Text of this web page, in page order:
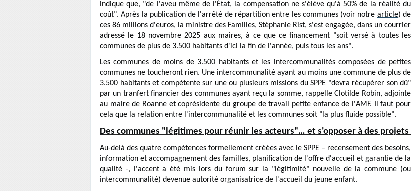
indique que, "de l'aveu même de l'État, la compensation ne s'élève qu'à 50% de la réalité du
coût". Après la publication de l'arrêté de répartition entre les communes (voir notre article) de
ces 86 millions d'euros, la ministre des Familles, Stéphanie Rist, s'est engagée, dans un courrier
adressé le 18 novembre 2025 aux maires, à ce que ce financement "soit versé à toutes les
communes de plus de 3.500 habitants d'ici la fin de l'année, puis tous les ans".
Les communes de moins de 3.500 habitants et les intercommunalités composées de petites
communes ne toucheront rien. Une intercommunalité ayant au moins une commune de plus de
3.500 habitants et compétente sur une ou plusieurs missions du SPPE "devra récupérer son dû"
par un tranfert financier des communes ayant reçu la somme, rappelle Clotilde Robin, adjointe
au maire de Roanne et coprésidente du groupe de travail petite enfance de l'AMF. Il faut pour
cela que la relation entre l'intercommunalité et les communes soit "la plus fluide possible".
Des communes "légitimes pour réunir les acteurs"… et s'opposer à des projets
Au-delà des quatre compétences formellement créées avec le SPPE – recensement des besoins,
information et accompagnement des familles, planification de l'offre d'accueil et garantie de la
qualité -, l'accent a été mis lors du forum sur la "légitimité" nouvelle de la commune (ou
intercommunalité) devenue autorité organisatrice de l'accueil du jeune enfant.